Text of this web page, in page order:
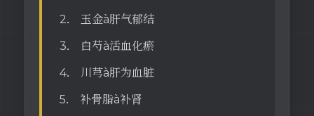
2． 玉金à肝气郁结
3． 白芍à活血化瘀
4． 川芎à肝为血脏
5． 补骨脂à补肾